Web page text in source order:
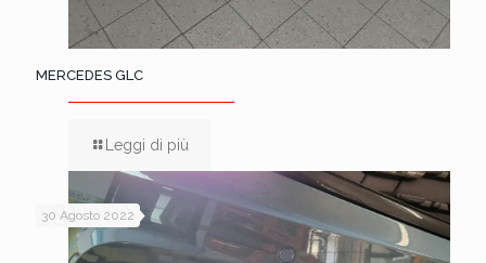
MERCEDES GLC
Leggi di più
30 Agosto 2022